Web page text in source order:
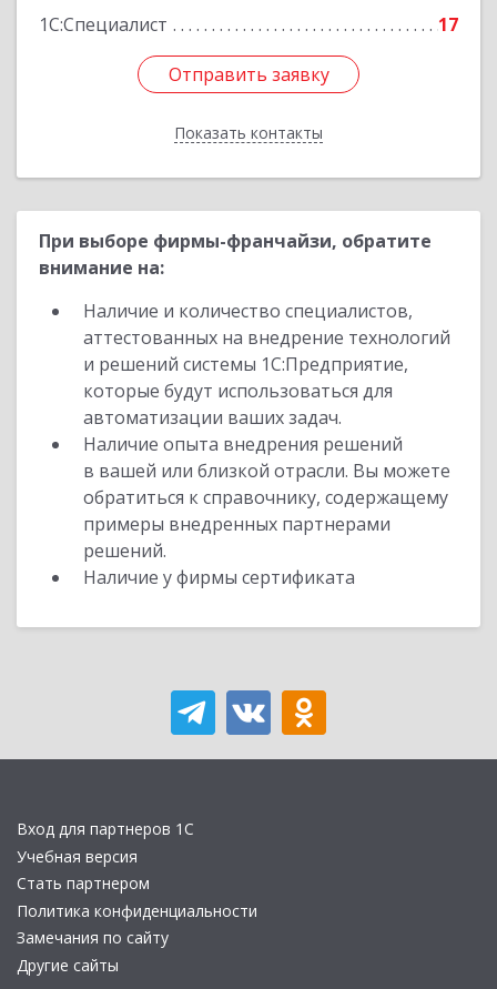
1С:Специалист
17
Отправить заявку
Показать контакты
Отправить заявку
Назад
При выборе фирмы-франчайзи, обратите
внимание на:
Наличие и количество специалистов,
аттестованных на внедрение технологий
и решений системы 1С:Предприятие,
которые будут использоваться для
автоматизации ваших задач.
Наличие опыта внедрения решений
в вашей или близкой отрасли. Вы можете
обратиться к справочнику, содержащему
примеры внедренных партнерами
решений.
Наличие у фирмы сертификата
Вход для партнеров 1С
Учебная версия
Стать партнером
Политика конфиденциальности
Замечания по сайту
Другие сайты